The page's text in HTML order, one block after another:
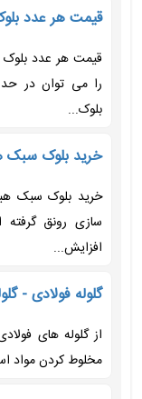
قیمت هر عدد
قیمت هر عدد
بلوک...
خرید بلوک
خرید بلوک سبک
سازی رونق
افزایش...
گلوله فولادی -
از گلوله های
مخلوط کردن مواد